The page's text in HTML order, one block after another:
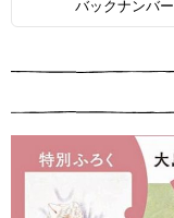
バックナンバー